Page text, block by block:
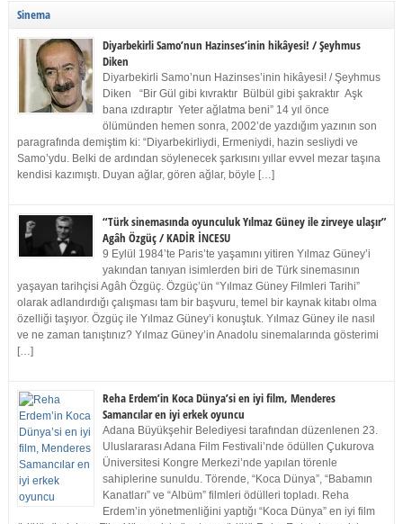
Sinema
Diyarbekirli Samo’nun Hazinses’inin hikâyesi! / Şeyhmus
Diken
Diyarbekirli Samo’nun Hazinses’inin hikâyesi! / Şeyhmus
Diken “Bir Gül gibi kıvraktır Bülbül gibi şakraktır Aşk
bana ızdıraptır Yeter ağlatma beni” 14 yıl önce
ölümünden hemen sonra, 2002’de yazdığım yazının son
paragrafında demiştim ki: “Diyarbekirliydi, Ermeniydi, hazin sesliydi ve
Samo’ydu. Belki de ardından söylenecek şarkısını yıllar evvel mezar taşına
kendisi kazımıştı. Duyan ağlar, gören ağlar, böyle […]
“Türk sinemasında oyunculuk Yılmaz Güney ile zirveye ulaşır”
Agâh Özgüç / KADİR İNCESU
9 Eylül 1984’te Paris’te yaşamını yitiren Yılmaz Güney’i
yakından tanıyan isimlerden biri de Türk sinemasının
yaşayan tarihçisi Agâh Özgüç. Özgüç’ün “Yılmaz Güney Filmleri Tarihi”
olarak adlandırdığı çalışması tam bir başvuru, temel bir kaynak kitabı olma
özelliği taşıyor. Özgüç ile Yılmaz Güney’i konuştuk. Yılmaz Güney ile nasıl
ve ne zaman tanıştınız? Yılmaz Güney’in Anadolu sinemalarında gösterimi
[…]
Reha Erdem’in Koca Dünya’si en iyi film, Menderes
Samancılar en iyi erkek oyuncu
Adana Büyükşehir Belediyesi tarafından düzenlenen 23.
Uluslararası Adana Film Festivali’nde ödüllen Çukurova
Üniversitesi Kongre Merkezi’nde yapılan törenle
sahiplerine sunuldu. Törende, “Koca Dünya”, “Babamın
Kanatları” ve “Albüm” filmleri ödülleri topladı. Reha
Erdem’in yönetmenliğini yaptığı “Koca Dünya” en iyi film